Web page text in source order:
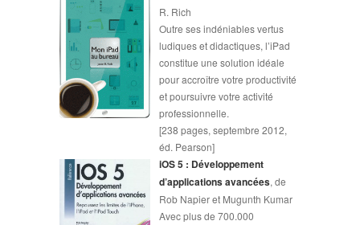
R. Rich
Outre ses indéniables vertus
ludiques et didactiques, l’iPad
constitue une solution idéale
pour accroître votre productivité
et poursuivre votre activité
professionnelle.
[238 pages, septembre 2012,
éd. Pearson]
iOS 5 : Développement
d’applications avancées, de
Rob Napier et Mugunth Kumar
Avec plus de 700.000